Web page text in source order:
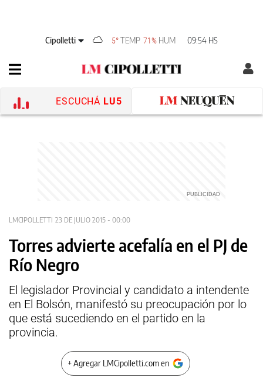
Cipolletti 5° TEMP 71% HUM 09:54 HS
ESCUCHÁ LU5
LMCIPOLLETTI 23 DE JULIO 2015 - 00:00
Torres advierte acefalía en el PJ de
Río Negro
El legislador Provincial y candidato a intendente
en El Bolsón, manifestó su preocupación por lo
que está sucediendo en el partido en la
provincia.
+ Agregar LMCipolletti.com en